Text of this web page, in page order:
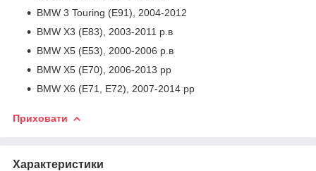
BMW 3 Touring (E91), 2004-2012
BMW X3 (E83), 2003-2011 р.в
BMW X5 (E53), 2000-2006 р.в
BMW X5 (E70), 2006-2013 рр
BMW X6 (E71, E72), 2007-2014 рр
Приховати
Характеристики